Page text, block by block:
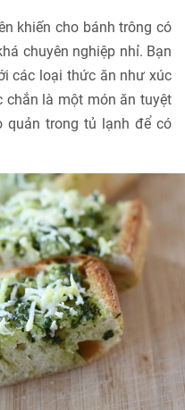
khiến cho bánh trông có
chuyên nghiệp nhỉ. Bạn
các loại thức ăn như xúc
chắn là một món ăn tuyệt
quản trong tủ lạnh để có